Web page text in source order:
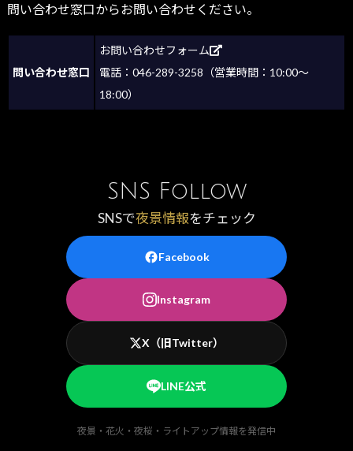
問い合わせ窓口からお問い合わせください。
問い合わせ窓口
お問い合わせフォーム
電話：046-289-3258（営業時間：10:00～
18:00）
SNS Follow
SNSで夜景情報をチェック
Facebook
Instagram
X（旧Twitter）
LINE公式
夜景・花火・夜桜・ライトアップ情報を発信中